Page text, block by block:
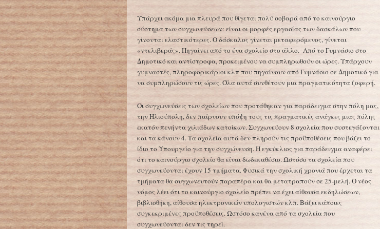
Υπάρχει ακόμα μια πλευρά που θίγεται πολύ σοβαρά από το καινούργιο
σύστημα των συγχωνεύσεων: είναι οι μορφές εργασίας των δασκάλων που
γίνονται ελαστικότερες. Ο δάσκαλος γίνεται μεταφερόμενος, γίνεται
«ντελιβεράς». Πηγαίνει από το ένα σχολείο στο άλλο. Από το Γυμνάσιο στο
Δημοτικό και αντίστροφα, προκειμένου να συμπληρωθούν οι ώρες. Υπάρχουν
γυμναστές, πληροφορικάριοι κλπ που πηγαίνουν από Γυμνάσιο σε Δημοτικό για
να συμπληρώσουν τις ώρες. Όλα αυτά συνθέτουν μια πραγματικότητα ζοφερή.
Οι συγχωνεύσεις των σχολείων που προτάθηκαν για παράδειγμα στην πόλη μας,
την Ηλιούπολη, δεν παίρνουν υπόψη τους τις πραγματικές ανάγκες μιας πόλης
εκατόν πενήντα χιλιάδων κατοίκων. Συγχωνεύουν 8 σχολεία που συστεγάζονται
και τα κάνουν 4. Τα σχολεία αυτά δεν πληρούν τις προϋποθέσεις που βάζει το
ίδιο το Υπουργείο για την συγχώνευση. Η εγκύκλιος για παράδειγμα αναφέρει
ότι το καινούργιο σχολείο θα είναι δωδεκαθέσιο. Ωστόσο τα σχολεία που
συγχωνεύονται έχουν 15 τμήματα. Φυσικά την σχολική χρονιά που έρχεται τα
τμήματα θα συγχωνευτούν παραπέρα και θα μετατραπούν σε 25-μελή. Ο νέος
νόμος λέει ότι το καινούργιο σχολείο πρέπει να έχει αίθουσα εκδηλώσεων,
βιβλιοθήκη, αίθουσα ηλεκτρονικών υπολογιστών κλπ. Βάζει κάποιες
συγκεκριμένες προϋποθέσεις. Ωστόσο κανένα από τα σχολεία που
συγχωνεύονται δεν τις τηρεί.